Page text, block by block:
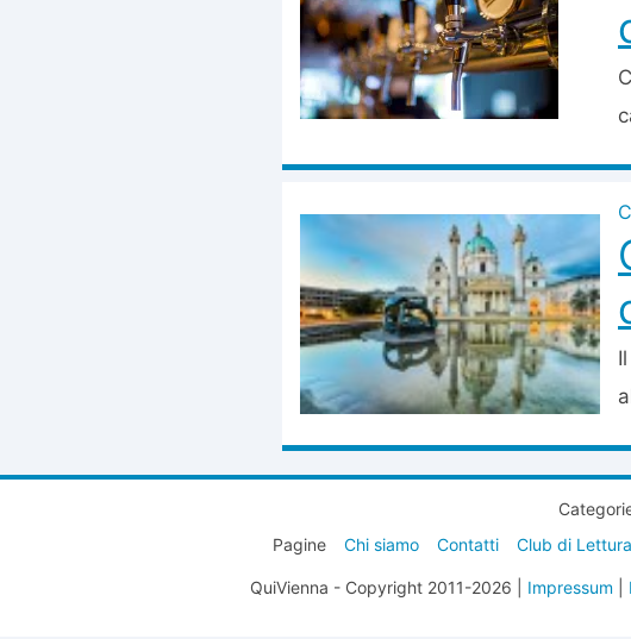
Pagine
Chi siamo Contatti Club di Lettura
QuiVienna - Copyright 2011-2026 | Impressum